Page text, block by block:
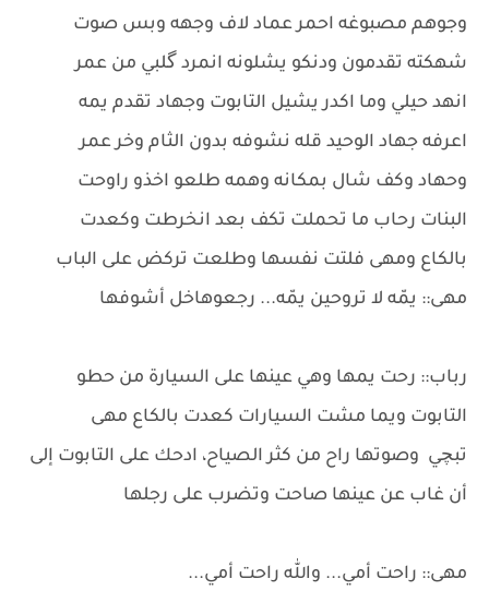
وجوهم مصبوغه احمر عماد لاف وجهه وبس صوت
شهكته تقدمون ودنكو يشلونه انمرد گلبي من عمر
انهد حيلي وما اكدر يشيل التابوت وجهاد تقدم يمه
اعرفه جهاد الوحيد قله نشوفه بدون الثام وخر عمر
وحهاد وكف شال بمكانه وهمه طلعو اخذو راوحت
البنات رحاب ما تحملت تكف بعد انخرطت وكعدت
بالكاع ومهى فلتت نفسها وطلعت تركض على الباب
مهى:: يمّه لا تروحين يمّه... رجعوهاخل أشوفها
رباب:: رحت يمها وهي عينها على السيارة من حطو
التابوت ويما مشت السيارات كعدت بالكاع مهى
تبچي وصوتها راح من كثر الصياح، ادحك على التابوت إلى
أن غاب عن عينها صاحت وتضرب على رجلها
مهى:: راحت أمي... والله راحت أمي...